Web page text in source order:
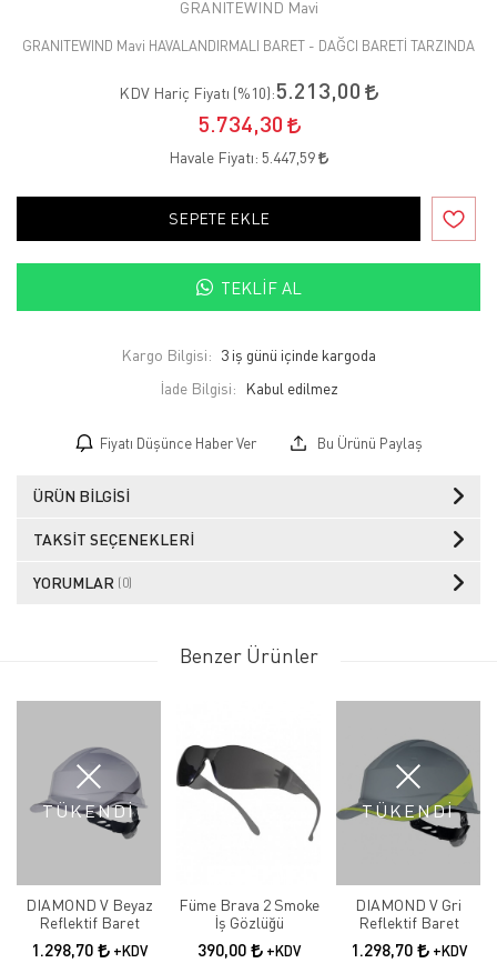
GRANITEWIND Mavi
GRANITEWIND Mavi HAVALANDIRMALI BARET - DAĞCI BARETİ TARZINDA
KDV Hariç Fiyatı (%10):5.213,00
5.734,30
Havale Fiyatı: 5.447,59
SEPETE EKLE
TEKLIF AL
Kargo Bilgisi: 3 iş günü içinde kargoda
İade Bilgisi:
Fiyatı Düşünce Haber Ver Bu Ürünü Paylaş
ÜRÜN BILGISI
TAKSIT SEÇENEKLERI
YORUMLAR (0)
Benzer Ürünler
TÜKENDİ
DIAMOND V Beyaz
Reflektif Baret
1.298,70 +KDV
Füme Brava 2 Smoke
İş Gözlüğü
390,00 +KDV
TÜKENDİ
DIAMOND V Gri
Reflektif Baret
1.298,70 +KDV